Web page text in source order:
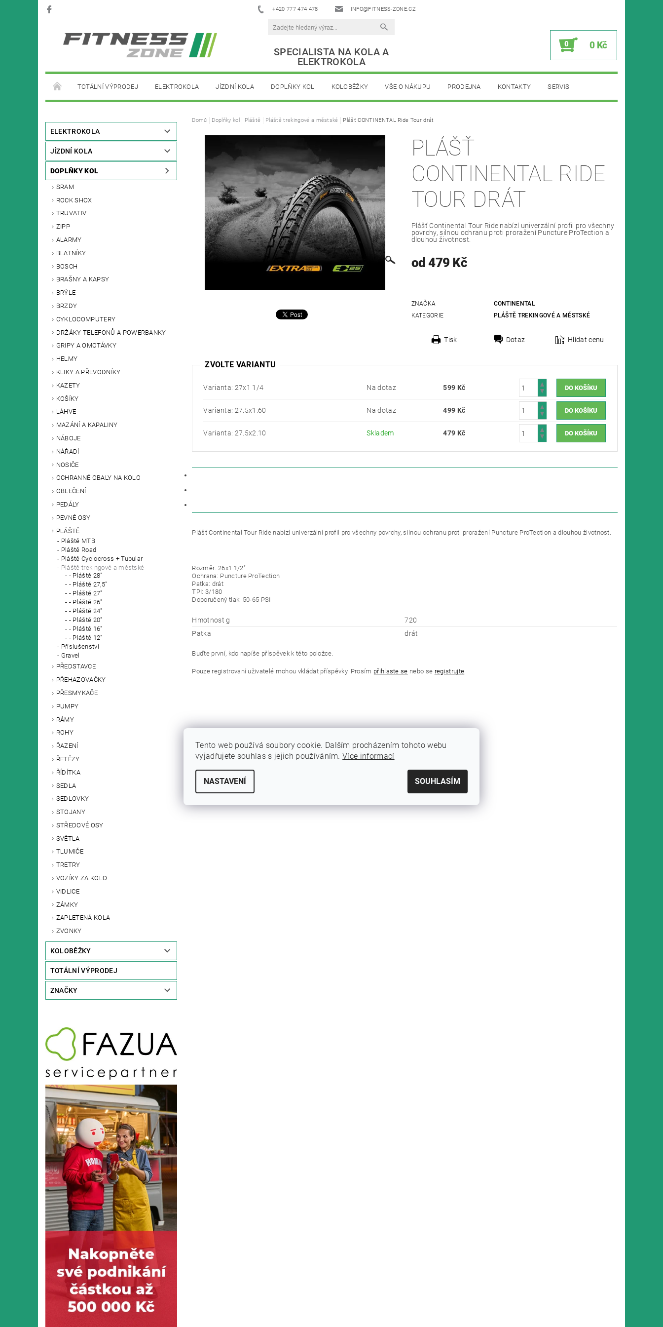
+420 777 474 478 INFO@FITNESS-ZONE.CZ
SPECIALISTA NA KOLA A
ELEKTROKOLA
0 0 Kč
TOTÁLNÍ VÝPRODEJ ELEKTROKOLA JÍZDNÍ KOLA DOPLŇKY KOL KOLOBĚŽKY VŠE O NÁKUPU PRODEJNA KONTAKTY SERVIS
ELEKTROKOLA
JÍZDNÍ KOLA
DOPLŇKY KOL
SRAM
ROCK SHOX
TRUVATIV
ZIPP
ALARMY
BLATNÍKY
BOSCH
BRAŠNY A KAPSY
BRÝLE
BRZDY
CYKLOCOMPUTERY
DRŽÁKY TELEFONŮ A POWERBANKY
GRIPY A OMOTÁVKY
HELMY
KLIKY A PŘEVODNÍKY
KAZETY
KOŠÍKY
LÁHVE
MAZÁNÍ A KAPALINY
NÁBOJE
NÁŘADÍ
NOSIČE
OCHRANNÉ OBALY NA KOLO
OBLEČENÍ
PEDÁLY
PEVNÉ OSY
PLÁŠTĚ
Pláště MTB
Pláště Road
Pláště Cyclocross + Tubular
Pláště trekingové a městské
- Pláště 28"
- Pláště 27,5"
- Pláště 27"
- Pláště 26"
- Pláště 24"
- Pláště 20"
- Pláště 16"
- Pláště 12"
Příslušenství
Gravel
PŘEDSTAVCE
PŘEHAZOVAČKY
PŘESMYKAČE
PUMPY
RÁMY
ROHY
ŘAZENÍ
ŘETĚZY
ŘÍDÍTKA
SEDLA
SEDLOVKY
STOJANY
STŘEDOVÉ OSY
SVĚTLA
TLUMIČE
TRETRY
VOZÍKY ZA KOLO
VIDLICE
ZÁMKY
ZAPLETENÁ KOLA
ZVONKY
KOLOBĚŽKY
TOTÁLNÍ VÝPRODEJ
ZNAČKY
Domů Doplňky kol Pláště Pláště trekingové a městské Plášť CONTINENTAL Ride Tour drát
PLÁŠŤ
CONTINENTAL RIDE
TOUR DRÁT
Plášť Continental Tour Ride nabízí univerzální profil pro všechny
povrchy, silnou ochranu proti proražení Puncture ProTection a
dlouhou životnost.
od 479 Kč
ZNAČKA
CONTINENTAL
KATEGORIE
PLÁŠTĚ TREKINGOVÉ A MĚSTSKÉ
Tisk Dotaz Hlídat cenu
ZVOLTE VARIANTU
Varianta: 27x1 1/4 Na dotaz 599 Kč
Varianta: 27.5x1.60 Na dotaz 499 Kč
Varianta: 27.5x2.10 Skladem 479 Kč
Plášť Continental Tour Ride nabízí univerzální profil pro všechny povrchy, silnou ochranu proti proražení Puncture ProTection a dlouhou životnost.
Rozměr: 26x1 1/2"
Ochrana: Puncture ProTection
Patka: drát
TPI: 3/180
Doporučený tlak: 50-65 PSI
Hmotnost g
720
Patka
drát
Buďte první, kdo napíše příspěvek k této položce.
Pouze registrovaní uživatelé mohou vkládat příspěvky. Prosím přihlaste se nebo se registrujte.
Tento web používá soubory cookie. Dalším procházením tohoto webu
vyjadřujete souhlas s jejich používáním.Více informací
NASTAVENÍ SOUHLASÍM